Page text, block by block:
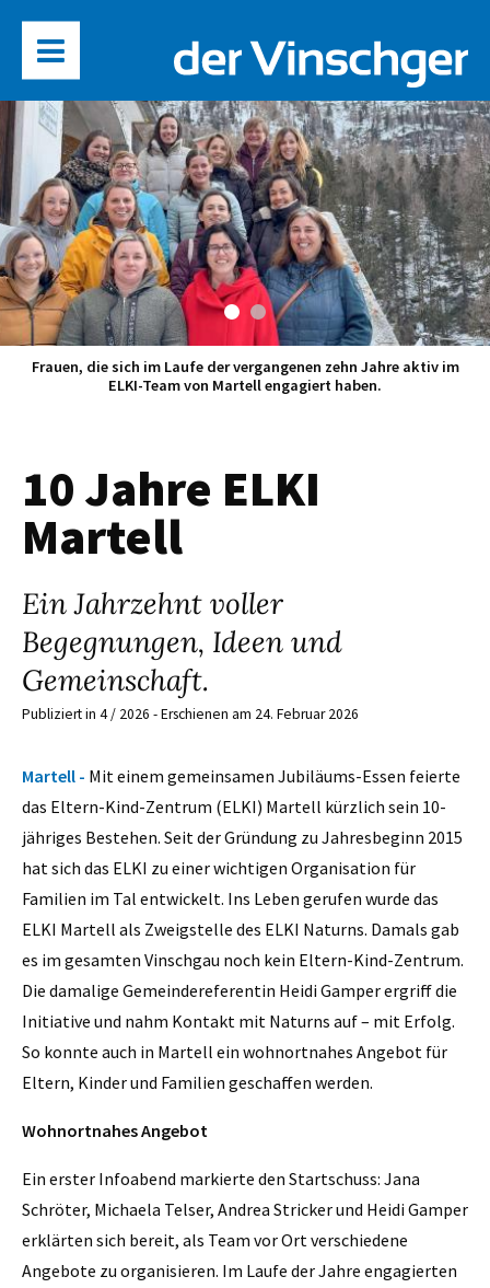
Frauen, die sich im Laufe der vergangenen zehn Jahre aktiv im
ELKI-Team von Martell engagiert haben.
10 Jahre ELKI
Martell
Ein Jahrzehnt voller
Begegnungen, Ideen und
Gemeinschaft.
Publiziert in 4 / 2026 - Erschienen am 24. Februar 2026
Martell - Mit einem gemeinsamen Jubiläums-Essen feierte
das Eltern-Kind-Zentrum (ELKI) Martell kürzlich sein 10-
jähriges Bestehen. Seit der Gründung zu Jahresbeginn 2015
hat sich das ELKI zu einer wichtigen Organisation für
Familien im Tal entwickelt. Ins Leben gerufen wurde das
ELKI Martell als Zweigstelle des ELKI Naturns. Damals gab
es im gesamten Vinschgau noch kein Eltern-Kind-Zentrum.
Die damalige Gemeindereferentin Heidi Gamper ergriff die
Initiative und nahm Kontakt mit Naturns auf – mit Erfolg.
So konnte auch in Martell ein wohnortnahes Angebot für
Eltern, Kinder und Familien geschaffen werden.
Wohnortnahes Angebot
Ein erster Infoabend markierte den Startschuss: Jana
Schröter, Michaela Telser, Andrea Stricker und Heidi Gamper
erklärten sich bereit, als Team vor Ort verschiedene
Angebote zu organisieren. Im Laufe der Jahre engagierten